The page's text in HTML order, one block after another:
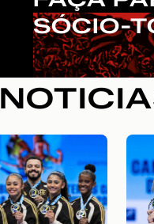
SÓCIO-